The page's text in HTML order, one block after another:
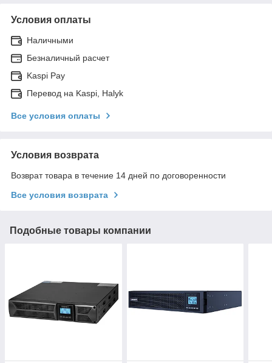
Условия оплаты
Наличными
Безналичный расчет
Kaspi Pay
Перевод на Kaspi, Halyk
Все условия оплаты
Условия возврата
Возврат товара в течение 14 дней по договоренности
Все условия возврата
Подобные товары компании